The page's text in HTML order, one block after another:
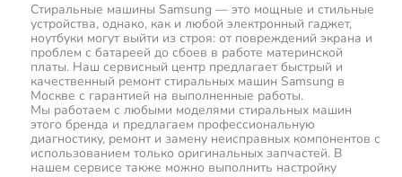
Стиральные машины Samsung — это мощные и стильные
устройства, однако, как и любой электронный гаджет,
ноутбуки могут выйти из строя: от повреждений экрана и
проблем с батареей до сбоев в работе материнской
платы. Наш сервисный центр предлагает быстрый и
качественный ремонт стиральных машин Samsung в
Москве с гарантией на выполненные работы.
Мы работаем с любыми моделями стиральных машин
этого бренда и предлагаем профессиональную
диагностику, ремонт и замену неисправных компонентов с
использованием только оригинальных запчастей. В
нашем сервисе также можно выполнить настройку